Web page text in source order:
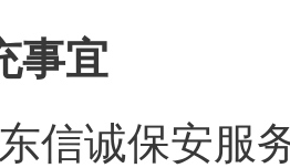
事宜
信诚保安服